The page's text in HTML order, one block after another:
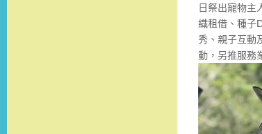
日祭出寵物主
織租借、種子
秀、親子互動
動，另推服務